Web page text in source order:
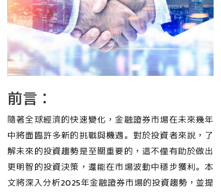
前言：
隨著全球經濟的快速變化，金融證券市場在未來幾年
中將面臨許多新的挑戰與機遇。對於投資者來說，了
解未來的投資趨勢是至關重要的，這不僅有助於做出
更明智的投資決策，還能在市場波動中穩步獲利。本
文將深入分析2025年金融證券市場的投資趨勢，並提